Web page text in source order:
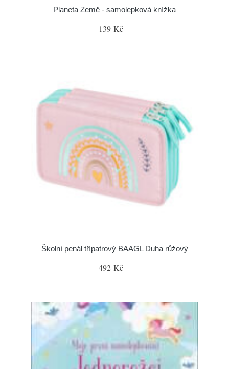
Planeta Země - samolepková knížka
139 Kč
Školní penál třípatrový BAAGL Duha růžový
492 Kč